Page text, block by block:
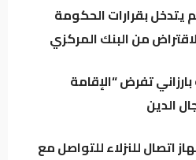
يحذر من تفاقم ظاهرة نفوق
يتدخل بقرارات الحكومة
من البنك المركزي
تفرض “الإقامة
الدين
النجف: نوفر 60 جهاز اتصال للنزلاء للتواصل مع